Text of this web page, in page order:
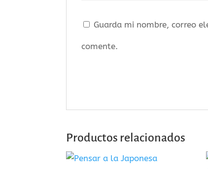
Guarda mi nombre, correo
comente.
Productos relacionados